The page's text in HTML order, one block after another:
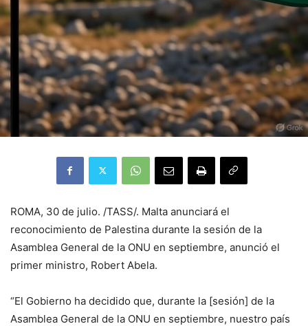
ROMA, 30 de julio. /TASS/. Malta anunciará el
reconocimiento de Palestina durante la sesión de la
Asamblea General de la ONU en septiembre, anunció el
primer ministro, Robert Abela.
“El Gobierno ha decidido que, durante la [sesión] de la
Asamblea General de la ONU en septiembre, nuestro país